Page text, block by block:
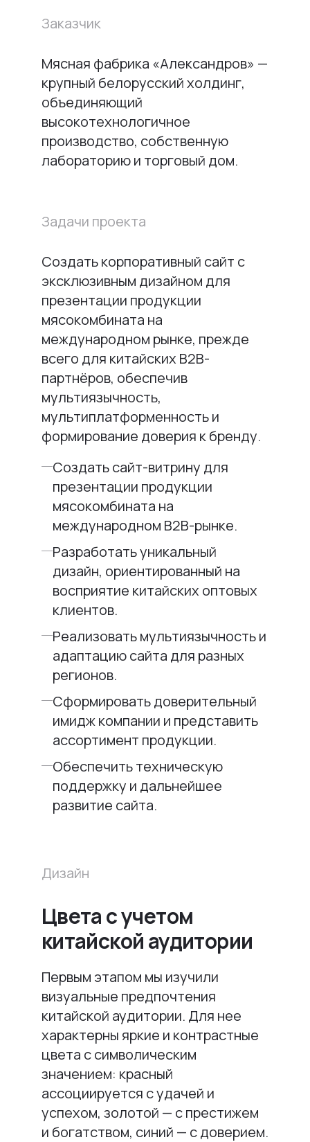
Заказчик
Мясная фабрика «Александров» —
крупный белорусский холдинг,
объединяющий
высокотехнологичное
производство, собственную
лабораторию и торговый дом.
Задачи проекта
Создать корпоративный сайт с
эксклюзивным дизайном для
презентации продукции
мясокомбината на
международном рынке, прежде
всего для китайских B2B-
партнёров, обеспечив
мультиязычность,
мультиплатформенность и
формирование доверия к бренду.
Создать сайт-витрину для
презентации продукции
мясокомбината на
международном B2B-рынке.
Разработать уникальный
дизайн, ориентированный на
восприятие китайских оптовых
клиентов.
Реализовать мультиязычность и
адаптацию сайта для разных
регионов.
Сформировать доверительный
имидж компании и представить
ассортимент продукции.
Обеспечить техническую
поддержку и дальнейшее
развитие сайта.
Дизайн
Цвета с учетом
китайской аудитории
Первым этапом мы изучили
визуальные предпочтения
китайской аудитории. Для нее
характерны яркие и контрастные
цвета с символическим
значением: красный
ассоциируется с удачей и
успехом, золотой — с престижем
и богатством, синий — с доверием.